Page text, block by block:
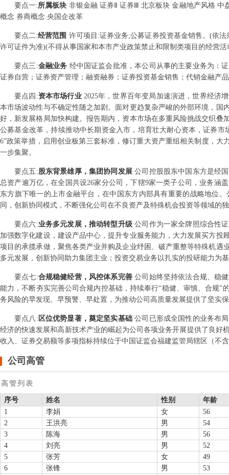
要点一:所属板块 非银金融 证券Ⅱ 证券Ⅲ 北京板块 金融地产风格 中
概念 券商概念 央国企改革
要点二:经营范围 许可项目:证券业务;公募证券投资基金销售。(依
许可证件为准)(不得从事国家和本市产业政策禁止和限制类项目的经营活
要点三 :金融业务 经中国证监会批准，本公司从事的主要业务为：
证券自营；证券资产管理；融资融券；证券投资基金销售；代销金融产
要点 四 :资本市场行业 2025年，世界百年变局加速演进，世界经济
本市场波动性与不确定性随之加剧。面对更趋复杂严峻的外部环境，
好，新发展格局加快构建。报告期内，资本市场在多重风险挑战交织
公募基金改革，持续推动中长期资金入市，培育壮大耐心资本，证券
6”政策举措，启用创业板第三套标准，修订重大资产重组相关制度，
一步集聚。
要点五 :股东背景雄厚，集团协同发展公司控股股东中国东方是经
总资产逾万亿，在全国共设26家分公司，下辖9家一类子公司，业务涵
东方旗下唯一的上市金融平台，在中国东方内部具有重要的战略地位
同，创新协同模式，不断强化公司在不良资产及特殊机会投资等领域的
要点六:业务多元发展，推动转型升级公司作为一家全牌照综合性
加强数字化建设，建设产品中心，提升专业服务能力，大力发展买方
项目的承揽承做，聚焦各类产业并购及企业纾困、破产重整等特殊机
多元发展，创新协同助力集团主业；投资交易业务以扎实的投研能力为
要点七:合规稳健经营，风控体系完善公司始终坚持依法合规、稳
能力，不断夯实完善公司合规内控基础，持续奉行“稳健、审慎、合规
务风险的早发现、早预警、早处置，为推动公司高质量发展提供了坚实
要点 八 : 区位优势显著，奠定坚实基础公司已形成全国性的业务布
经济的快速发展和高新技术产业的崛起为公司各项业务开展提供了良好
收入、证券交易额等多项指标持续位于中国证监会福建监管局辖区（不
公司高管
高管列表
序号 姓名 性别
年龄
1
李娟 女
56
2
王洪亮 男
54
3
陈海 男
56
4
刘亮 男
52
5
张芳 女
49
6
张锋 男
53